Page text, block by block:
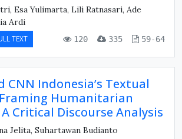
Esa Yulimarta, Lili Ratnasari, Ade
Ardi
TEXT 120 335 59-64
CNN Indonesia’s Textual
Humanitarian
Critical Discourse Analysis
Jelita, Suhartawan Budianto